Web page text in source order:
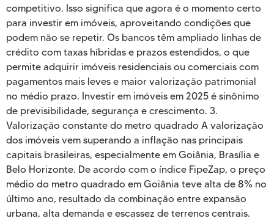
competitivo. Isso significa que agora é o momento certo
para investir em imóveis, aproveitando condições que
podem não se repetir. Os bancos têm ampliado linhas de
crédito com taxas híbridas e prazos estendidos, o que
permite adquirir imóveis residenciais ou comerciais com
pagamentos mais leves e maior valorização patrimonial
no médio prazo. Investir em imóveis em 2025 é sinônimo
de previsibilidade, segurança e crescimento. 3.
Valorização constante do metro quadrado A valorização
dos imóveis vem superando a inflação nas principais
capitais brasileiras, especialmente em Goiânia, Brasília e
Belo Horizonte. De acordo com o índice FipeZap, o preço
médio do metro quadrado em Goiânia teve alta de 8% no
último ano, resultado da combinação entre expansão
urbana, alta demanda e escassez de terrenos centrais.